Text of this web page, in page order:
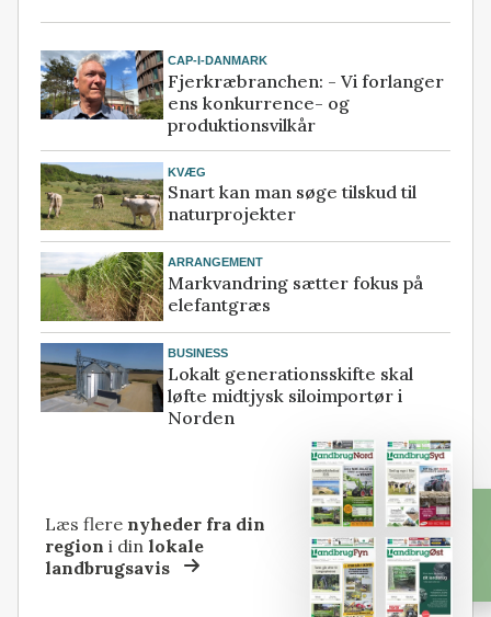
CAP-I-DANMARK
Fjerkræbranchen: - Vi forlanger
ens konkurrence- og
produktionsvilkår
KVÆG
Snart kan man søge tilskud til
naturprojekter
ARRANGEMENT
Markvandring sætter fokus på
elefantgræs
BUSINESS
Lokalt generationsskifte skal
løfte midtjysk siloimportør i
Norden
Læs flere nyheder fra din
region i dinlokale
landbrugsavis